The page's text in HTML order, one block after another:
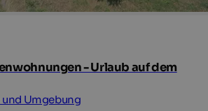
- Urlaub auf dem
und Umgebung